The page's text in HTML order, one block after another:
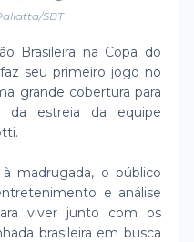
SBT
Brasileira na Copa do
seu primeiro jogo no
grande cobertura para
da estreia da equipe
madrugada, o público
e análise
viver junto com os
brasileira em busca